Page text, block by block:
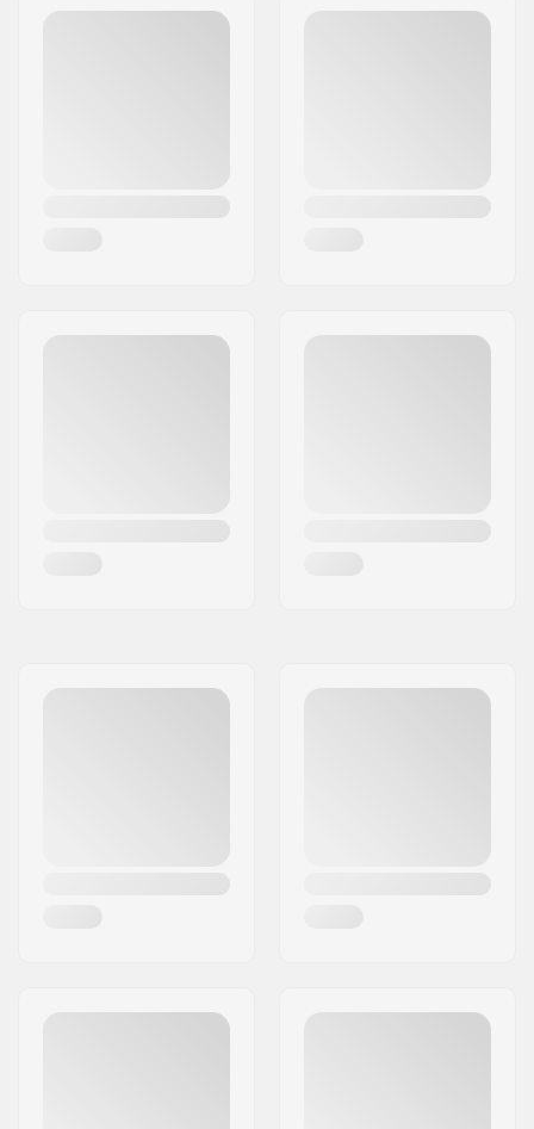
Gatuadress: